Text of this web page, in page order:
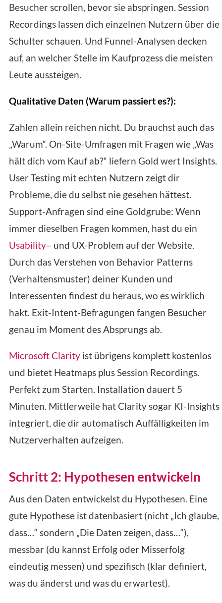
Besucher scrollen, bevor sie abspringen. Session
Recordings lassen dich einzelnen Nutzern über die
Schulter schauen. Und Funnel-Analysen decken
auf, an welcher Stelle im Kaufprozess die meisten
Leute aussteigen.
Qualitative Daten (Warum passiert es?):
Zahlen allein reichen nicht. Du brauchst auch das
„Warum“. On-Site-Umfragen mit Fragen wie „Was
hält dich vom Kauf ab?“ liefern Gold wert Insights.
User Testing mit echten Nutzern zeigt dir
Probleme, die du selbst nie gesehen hättest.
Support-Anfragen sind eine Goldgrube: Wenn
immer dieselben Fragen kommen, hast du ein
Usability– und UX-Problem auf der Website.
Durch das Verstehen von Behavior Patterns
(Verhaltensmuster) deiner Kunden und
Interessenten findest du heraus, wo es wirklich
hakt. Exit-Intent-Befragungen fangen Besucher
genau im Moment des Absprungs ab.
Microsoft Clarity ist übrigens komplett kostenlos
und bietet Heatmaps plus Session Recordings.
Perfekt zum Starten. Installation dauert 5
Minuten. Mittlerweile hat Clarity sogar KI-Insights
integriert, die dir automatisch Auffälligkeiten im
Nutzerverhalten aufzeigen.
Schritt 2: Hypothesen entwickeln
Aus den Daten entwickelst du Hypothesen. Eine
gute Hypothese ist datenbasiert (nicht „Ich glaube,
dass…“ sondern „Die Daten zeigen, dass…“),
messbar (du kannst Erfolg oder Misserfolg
eindeutig messen) und spezifisch (klar definiert,
was du änderst und was du erwartest).